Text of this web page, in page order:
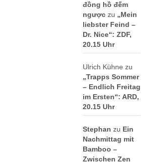
đồng hồ đếm
ngượczu „Mein
liebster Feind –
Dr. Nice“: ZDF,
20.15 Uhr
Ulrich Kühne zu
„Trapps Sommer
– Endlich Freitag
im Ersten“: ARD,
20.15 Uhr
Stephan zu Ein
Nachmittag mit
Bamboo –
Zwischen Zen